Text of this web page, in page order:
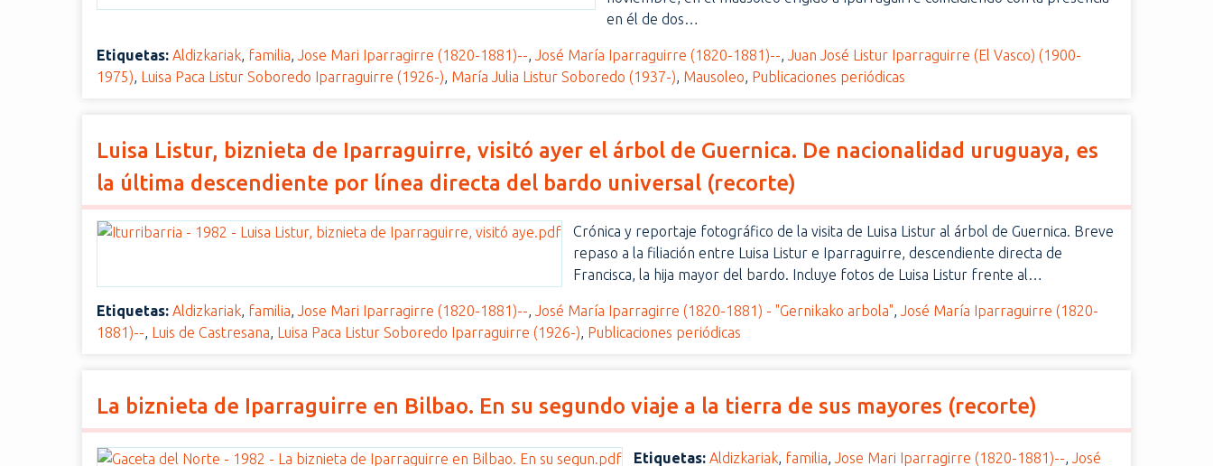
en él de dos…
Etiquetas: Aldizkariak, familia,Jose Mari Iparragirre (1820-1881)--,José María Iparraguirre (1820-1881)--,Juan José Listur Iparraguirre (El Vasco) (1900-
1975), Luisa Paca Listur Soboredo Iparraguirre (1926-), María Julia Listur Soboredo (1937-), Mausoleo, Publicaciones periódicas
Luisa Listur, biznieta de Iparraguirre, visitó ayer el árbol de Guernica. De nacionalidad uruguaya, es
la última descendiente por línea directa del bardo universal (recorte)
Crónica y reportaje fotográfico de la visita de Luisa Listur al árbol de Guernica. Breve
repaso a la filiación entre Luisa Listur e Iparraguirre, descendiente directa de
Francisca, la hija mayor del bardo. Incluye fotos de Luisa Listur frente al…
Etiquetas: Aldizkariak, familia,Jose Mari Iparragirre (1820-1881)--,José María Iparragirre (1820-1881) - "Gernikako arbola",José María Iparraguirre (1820-
1881)--, Luis de Castresana, Luisa Paca Listur Soboredo Iparraguirre (1926-), Publicaciones periódicas
La biznieta de Iparraguirre en Bilbao. En su segundo viaje a la tierra de sus mayores (recorte)
Etiquetas: Aldizkariak, familia,Jose Mari Iparragirre (1820-1881)--,José